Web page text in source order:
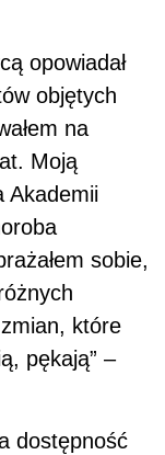
opowiadał
objętych
na
Moją
Akademii
sobie,
które
pękają” –
dostępność